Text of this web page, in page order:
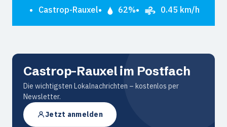
Castrop-Rauxel 62% 0.45 km/h
Castrop-Rauxel im Postfach
Die wichtigsten Lokalnachrichten – kostenlos per
Newsletter.
Jetzt anmelden